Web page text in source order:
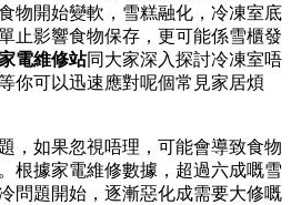
物開始變軟，雪糕融化，冷凍室底
止影響食物保存，更可能係雪櫃發
電維修站同大家深入探討冷凍室唔
你可以迅速應對呢個常見家居煩
，如果忽視唔理，可能會導致食物
根據家電維修數據，超過六成嘅雪
問題開始，逐漸惡化成需要大修嘅